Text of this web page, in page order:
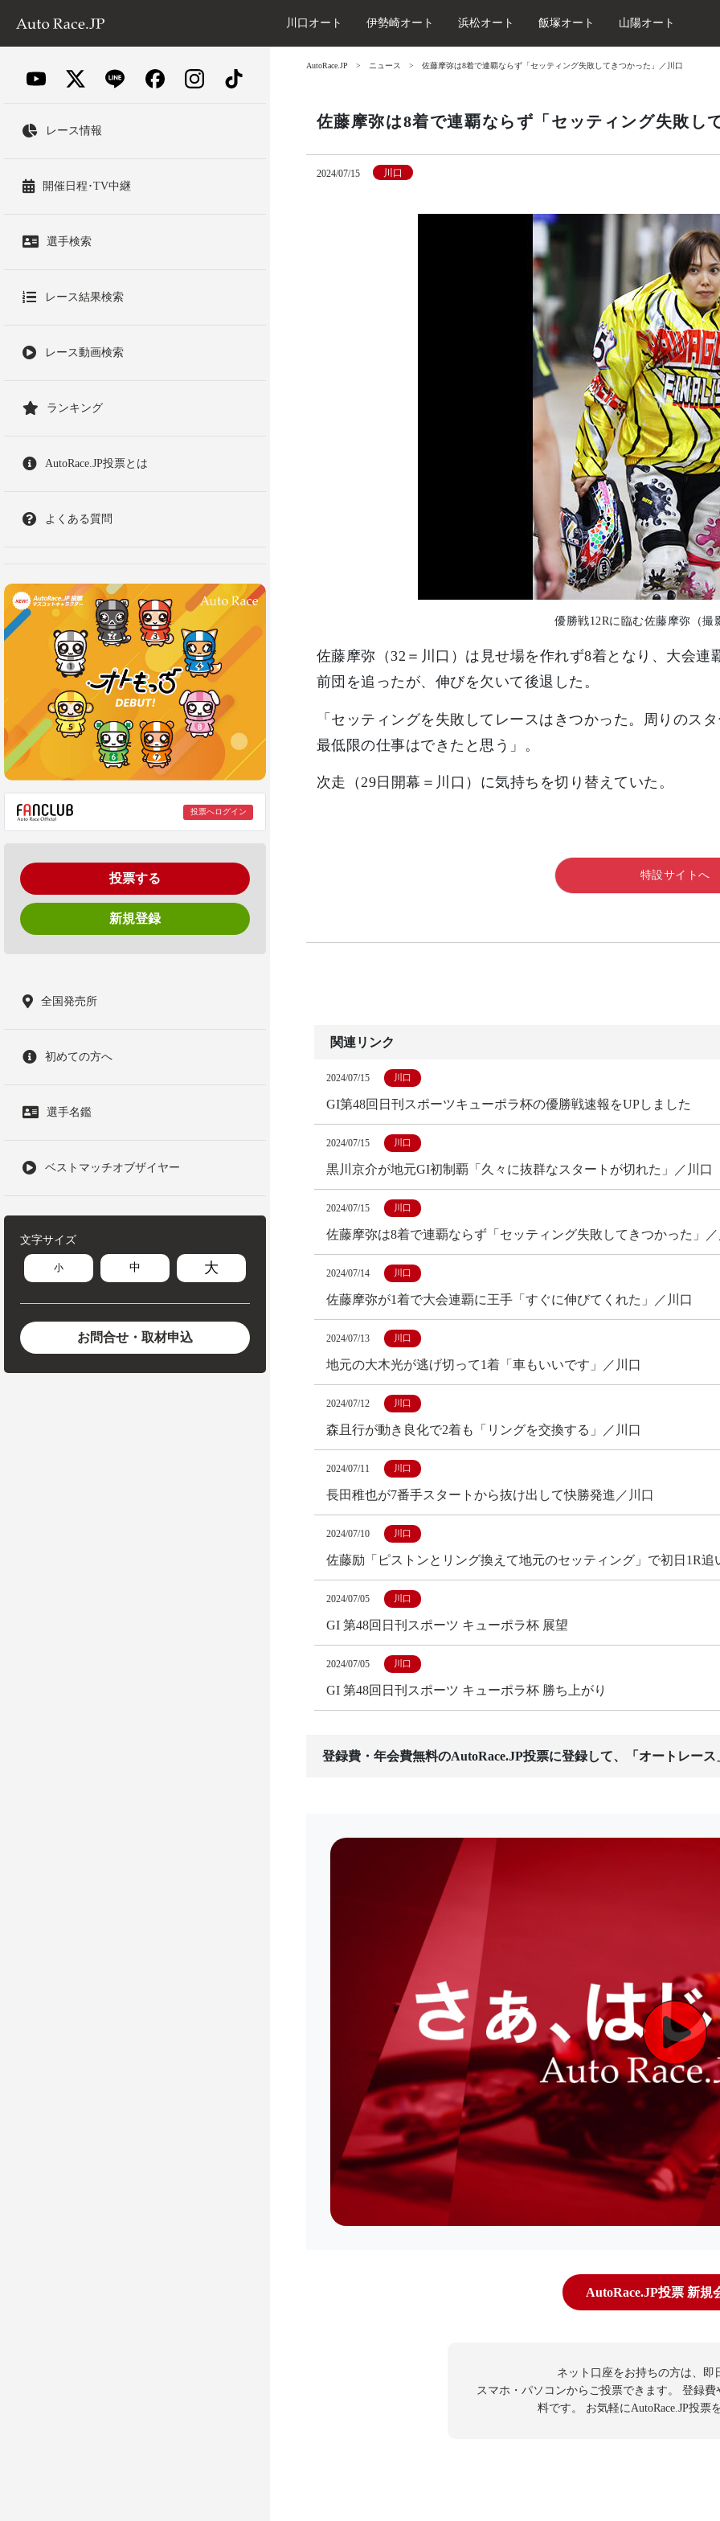
川口オート 伊勢崎オート 浜松オート 飯塚オート 山陽オート
レース情報
開催日程･TV中継
選手検索
レース結果検索
レース動画検索
ランキング
AutoRace.JP投票とは
よくある質問
投票へログイン
投票する
新規登録
全国発売所
初めての方へ
選手名鑑
ベストマッチオブザイヤー
文字サイズ
小 中 大
お問合せ・取材申込
AutoRace.JP ニュース 佐藤摩弥は8着で連覇ならず「セッティング失敗してきつかった」／川口
佐藤摩弥は8着で連覇ならず「セッティング失敗し
2024/07/15 川口
優勝戦12Rに臨む佐藤摩弥（撮
佐藤摩弥（32＝川口）は見せ場を作れず8着となり、大会
前団を追ったが、伸びを欠いて後退した。
「セッティングを失敗してレースはきつかった。周りのス
最低限の仕事はできたと思う」。
次走（29日開幕＝川口）に気持ちを切り替えていた。
特設サイトへ
関連リンク
2024/07/15 川口
GI第48回日刊スポーツキューポラ杯の優勝戦速報をUPしました
2024/07/15 川口
黒川京介が地元GI初制覇「久々に抜群なスタートが切れた」／川口
2024/07/15 川口
佐藤摩弥は8着で連覇ならず「セッティング失敗してきつかった」
2024/07/14 川口
佐藤摩弥が1着で大会連覇に王手「すぐに伸びてくれた」／川口
2024/07/13 川口
地元の大木光が逃げ切って1着「車もいいです」／川口
2024/07/12 川口
森且行が動き良化で2着も「リングを交換する」／川口
2024/07/11 川口
長田稚也が7番手スタートから抜け出して快勝発進／川口
2024/07/10 川口
佐藤励「ピストンとリング換えて地元のセッティング」で初日1R追
2024/07/05 川口
GI 第48回日刊スポーツ キューポラ杯 展望
2024/07/05 川口
GI 第48回日刊スポーツ キューポラ杯 勝ち上がり
登録費・年会費無料のAutoRace.JP投票に登録して、「オートレー
AutoRace.JP投票 新規
ネット口座をお持ちの方は、即
スマホ・パソコンからご投票できます。
登録費
料です。
お気軽にAutoRace.JP投票